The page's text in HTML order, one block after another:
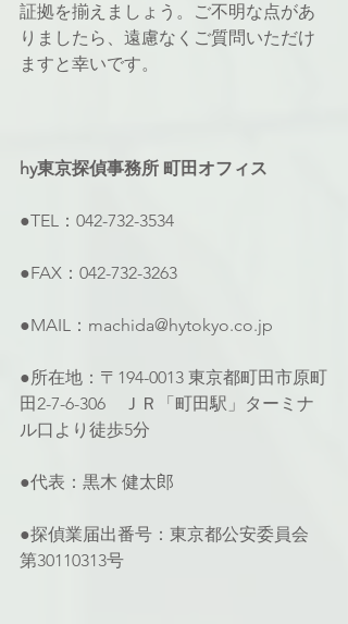
証拠を揃えましょう。ご不明な点があ
りましたら、遠慮なくご質問いただけ
ますと幸いです。
hy東京探偵事務所 町田オフィス
●TEL：042-732-3534
●FAX：042-732-3263
●MAIL：machida@hytokyo.co.jp
●所在地：〒194-0013 東京都町田市原町
田2-7-6-306　ＪＲ「町田駅」ターミナ
ル口より徒歩5分
●代表：黒木 健太郎
●探偵業届出番号：東京都公安委員会
第30110313号